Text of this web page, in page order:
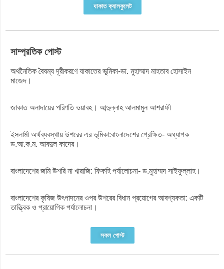
যাকাত ক্যালকুলেট
সাম্প্রতিক পোস্ট
অর্থনৈতিক বৈষম্য দূরীকরণে যাকাতের ভূমিকা-ডা. মুহাম্মাদ মাহতাব হোসাইন
মাজেদ।
জাকাত অনাদায়ের পরিণতি ভয়াবহ। আব্দুল্লাহ আলমামুন আশরাফী
ইসলামী অর্থব্যবস্থায় উশরের এর ভূমিকা:বাংলাদেশের প্রেক্ষিত- অধ্যাপক
ড.আ.ক.ম. আবদুল কাদের।
বাংলাদেশের জমি উশরি না খারাজি: ফিকহি পর্যালোচনা- ড.মুহাম্মদ সাইফুল্লাহ।
বাংলাদেশের কৃষিজ উৎপাদনের ওপর উশরের বিধান প্রয়োগের আবশ্যকতা: একটি
তাত্ত্বিক ও প্রায়োগিক পর্যালোচনা।
সকল পোস্ট